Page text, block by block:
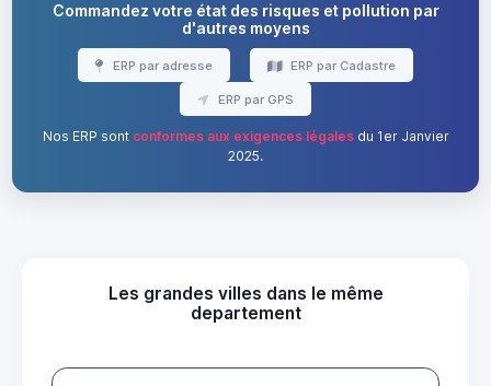
Commandez votre état des risques et pollution par
d'autres moyens
ERP par adresse ERP par Cadastre
ERP par GPS
Nos ERP sont conformes aux exigences légalesdu 1er Janvier
2025.
Les grandes villes dans le même
departement